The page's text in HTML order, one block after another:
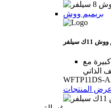
بريميم ووش
سيلفر
مع
الذاتي
WFTP11DS-
عرض المنتجات